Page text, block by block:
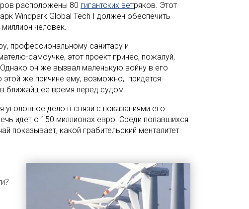
расположены 80 гигантских ветряков. Этот
Windpark Global Tech I должен обеспечить
миллион человек.
профессиональному санитару и
самоучке, этот проект принес, пожалуй,
он же вызвал маленькую войну в его
этой же причине ему, возможно, придется
в ближайшее время перед судом.
уголовное дело в связи с показаниями его
идет о 150 миллионах евро. Среди попавшихся
показывает, какой грабительский менталитет